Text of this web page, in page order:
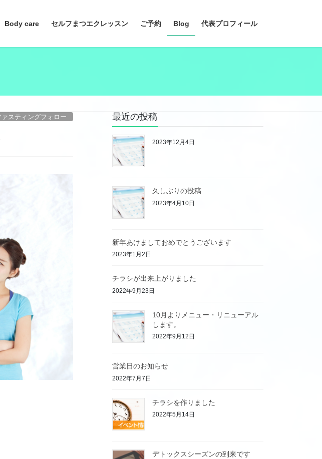
Body care セルフまつエクレッスン ご予約 Blog 代表プロフィール
ァスティングフォロー 最近の投稿
2023年12月4日
久しぶりの投稿
2023年4月10日
新年あけましておめでとうございます
2023年1月2日
チラシが出来上がりました
2022年9月23日
10月よりメニュー・リニューアル
します。
2022年9月12日
営業日のお知らせ
2022年7月7日
チラシを作りました
2022年5月14日
デトックスシーズンの到来です